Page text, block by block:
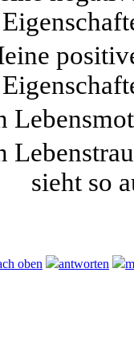
sieht so
oben antworten